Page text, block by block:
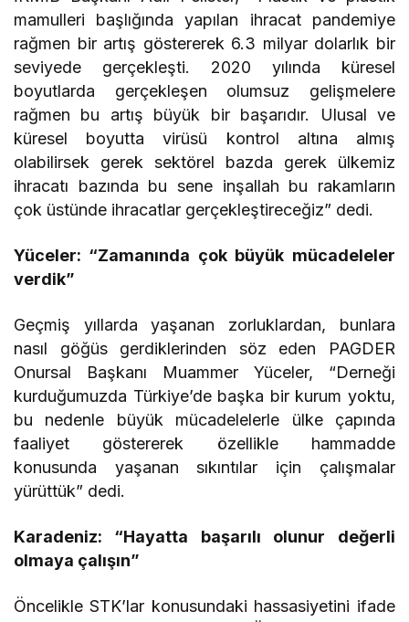
mamulleri başlığında yapılan ihracat pandemiye
rağmen bir artış göstererek 6.3 milyar dolarlık bir
seviyede gerçekleşti. 2020 yılında küresel
boyutlarda gerçekleşen olumsuz gelişmelere
rağmen bu artış büyük bir başarıdır. Ulusal ve
küresel boyutta virüsü kontrol altına almış
olabilirsek gerek sektörel bazda gerek ülkemiz
ihracatı bazında bu sene inşallah bu rakamların
çok üstünde ihracatlar gerçekleştireceğiz” dedi.
Yüceler: “Zamanında çok büyük mücadeleler
verdik”
Geçmiş yıllarda yaşanan zorluklardan, bunlara
nasıl göğüs gerdiklerinden söz eden PAGDER
Onursal Başkanı Muammer Yüceler, “Derneği
kurduğumuzda Türkiye’de başka bir kurum yoktu,
bu nedenle büyük mücadelelerle ülke çapında
faaliyet göstererek özellikle hammadde
konusunda yaşanan sıkıntılar için çalışmalar
yürüttük” dedi.
Karadeniz: “Hayatta başarılı olunur değerli
olmaya çalışın”
Öncelikle STK’lar konusundaki hassasiyetini ifade